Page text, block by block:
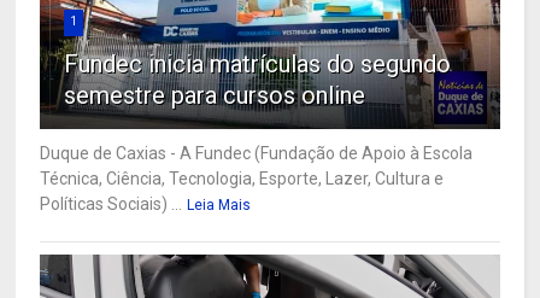
1
Fundec inicia matrículas do segundo
semestre para cursos online
Duque de Caxias - A Fundec (Fundação de Apoio à Escola
Técnica, Ciência, Tecnologia, Esporte, Lazer, Cultura e
Políticas Sociais) ...
Leia Mais